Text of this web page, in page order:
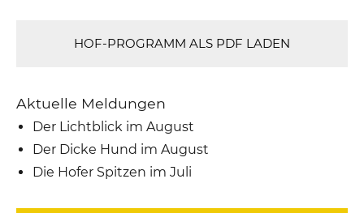
HOF-PROGRAMM ALS PDF LADEN
Aktuelle Meldungen
Der Lichtblick im August
Der Dicke Hund im August
Die Hofer Spitzen im Juli